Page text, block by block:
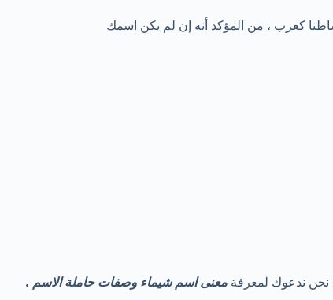
كعرب ، من المؤكد أنه إن لم يكن اسمك
نحن ندعوك لمعرفة معنى اسم شيماء وصفات حاملة الاسم .